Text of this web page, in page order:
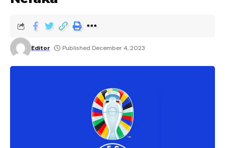
Editor Published December 4, 2023